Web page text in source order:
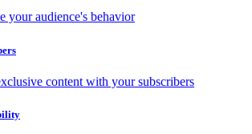
your audience's behavior
content with your subscribers